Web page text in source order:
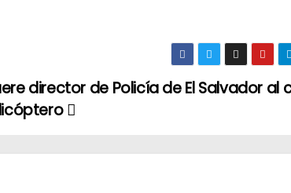
director de Policía de El Salvador al